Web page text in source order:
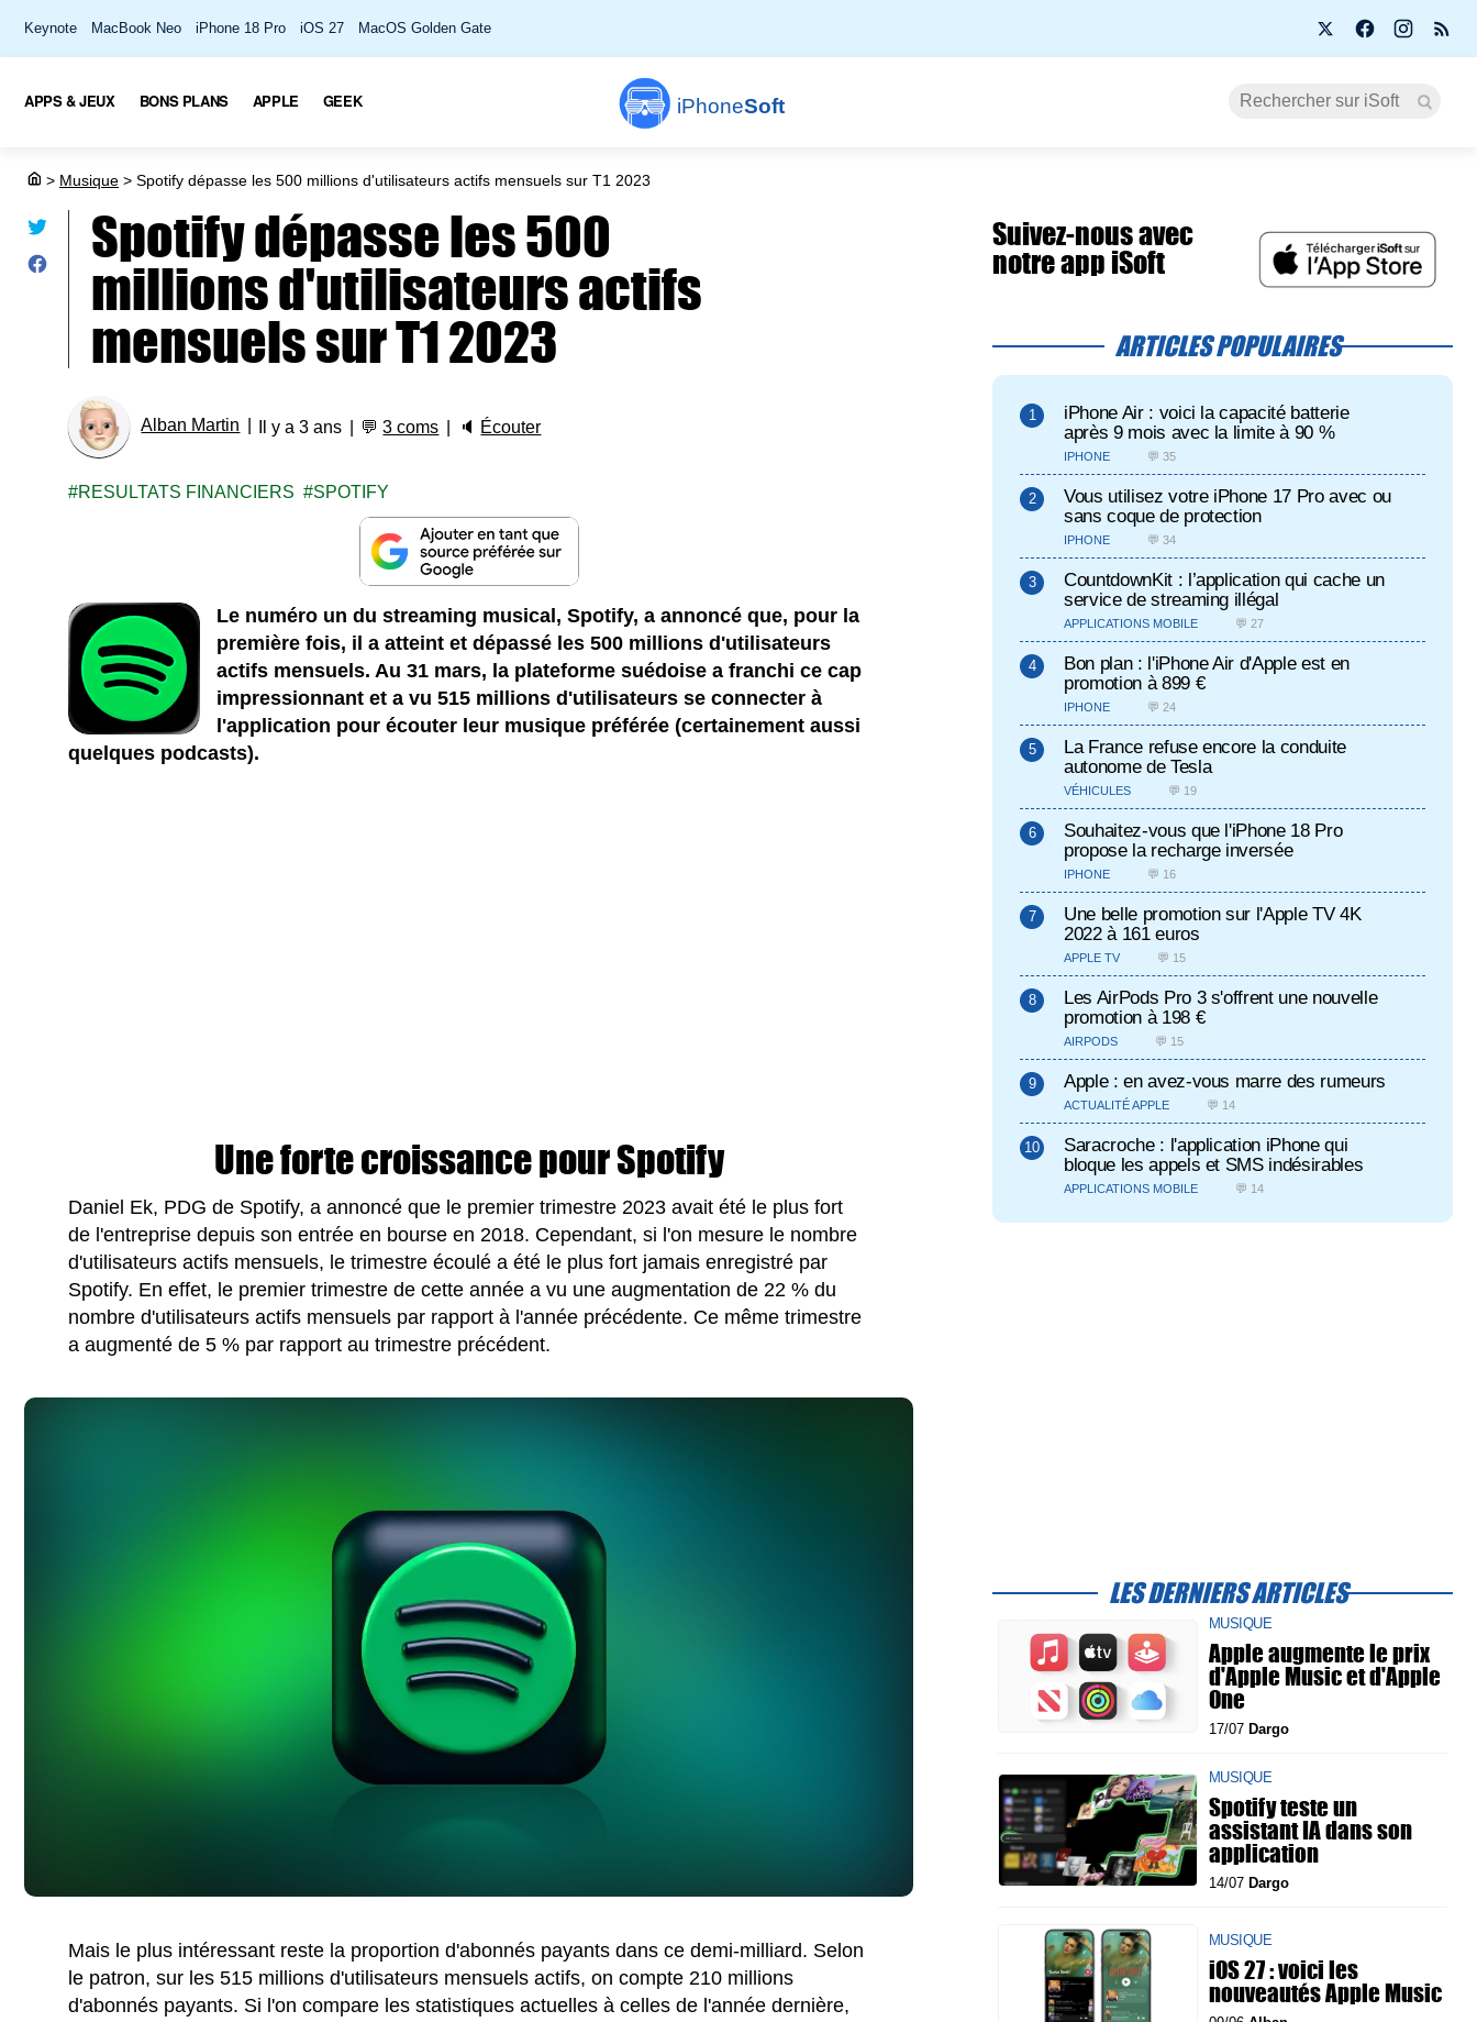
Keynote MacBook Neo iPhone 18 Pro iOS 27 MacOS Golden Gate
iPhoneSoft
APPS & JEUX BONS PLANS APPLE GEEK
> Musique > Spotify dépasse les 500 millions d'utilisateurs actifs mensuels sur T1 2023
Spotify dépasse les 500
millions d'utilisateurs actifs
mensuels sur T1 2023
Alban Martin Il y a 3 ans 💬3 coms 🔈 Écouter
RESULTATS FINANCIERS SPOTIFY
Le numéro un du streaming musical, Spotify, a annoncé que, pour la
première fois, il a atteint et dépassé les 500 millions d'utilisateurs
actifs mensuels. Au 31 mars, la plateforme suédoise a franchi ce cap
impressionnant et a vu 515 millions d'utilisateurs se connecter à
l'application pour écouter leur musique préférée (certainement aussi
quelques podcasts).
Une forte croissance pour Spotify
Daniel Ek, PDG de Spotify, a annoncé que le premier trimestre 2023 avait été le plus fort
de l'entreprise depuis son entrée en bourse en 2018. Cependant, si l'on mesure le nombre
d'utilisateurs actifs mensuels, le trimestre écoulé a été le plus fort jamais enregistré par
Spotify. En effet, le premier trimestre de cette année a vu une augmentation de 22 % du
nombre d'utilisateurs actifs mensuels par rapport à l'année précédente. Ce même trimestre
a augmenté de 5 % par rapport au trimestre précédent.
Mais le plus intéressant reste la proportion d'abonnés payants dans ce demi-milliard. Selon
le patron, sur les 515 millions d'utilisateurs mensuels actifs, on compte 210 millions
d'abonnés payants. Si l'on compare les statistiques actuelles à celles de l'année dernière,
Suivez-nous avec
notre app iSoft
ARTICLES POPULAIRES
iPhone Air : voici la capacité batterie
après 9 mois avec la limite à 90 %
IPHONE 💬 35
Vous utilisez votre iPhone 17 Pro avec ou
sans coque de protection
IPHONE 💬 34
CountdownKit : l’application qui cache un
service de streaming illégal
APPLICATIONS MOBILE 💬 27
Bon plan : l'iPhone Air d'Apple est en
promotion à 899 €
IPHONE 💬 24
La France refuse encore la conduite
autonome de Tesla
VÉHICULES 💬 19
Souhaitez-vous que l'iPhone 18 Pro
propose la recharge inversée
IPHONE 💬 16
Une belle promotion sur l'Apple TV 4K
2022 à 161 euros
APPLE TV 💬 15
Les AirPods Pro 3 s'offrent une nouvelle
promotion à 198 €
AIRPODS 💬 15
Apple : en avez-vous marre des rumeurs
ACTUALITÉ APPLE 💬 14
Saracroche : l'application iPhone qui
bloque les appels et SMS indésirables
APPLICATIONS MOBILE 💬 14
LES DERNIERS ARTICLES
MUSIQUE
Apple augmente le prix
d'Apple Music et d'Apple
One
17/07 Dargo
MUSIQUE
Spotify teste un
assistant IA dans son
application
14/07 Dargo
MUSIQUE
iOS 27 : voici les
nouveautés Apple Music